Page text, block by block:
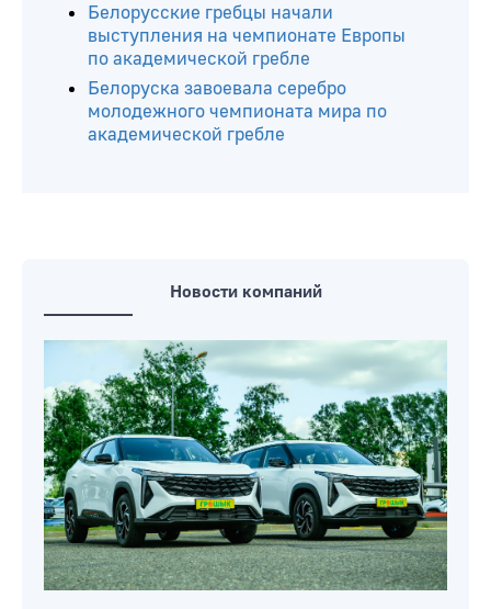
Белорусские гребцы начали
выступления на чемпионате Европы
по академической гребле
Белоруска завоевала серебро
молодежного чемпионата мира по
академической гребле
Новости компаний